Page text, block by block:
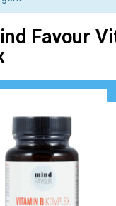
Favour